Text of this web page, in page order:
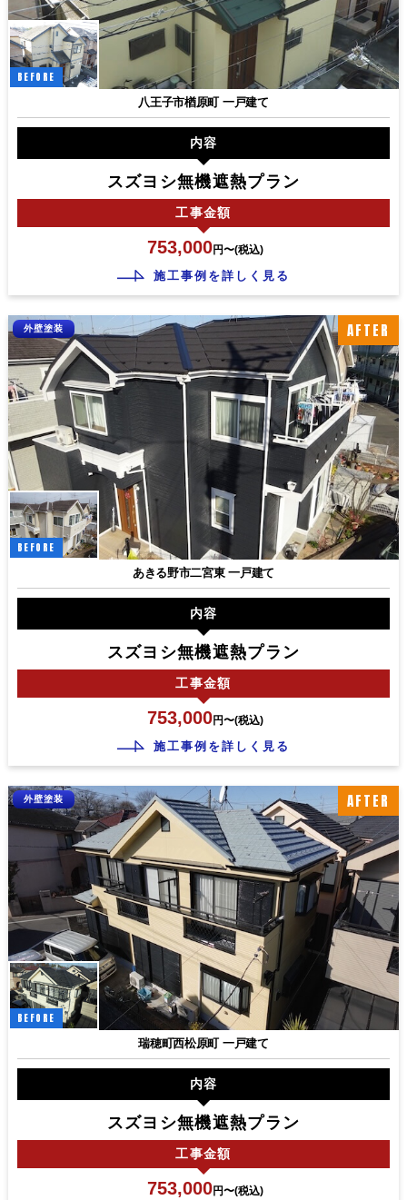
BEFORE
八王子市楢原町 一戸建て
内容
スズヨシ無機遮熱プラン
工事金額
753,000円〜(税込)
施工事例を詳しく見る
AFTER
BEFORE
外壁塗装
あきる野市二宮東 一戸建て
内容
スズヨシ無機遮熱プラン
工事金額
753,000円〜(税込)
施工事例を詳しく見る
AFTER
BEFORE
外壁塗装
瑞穂町西松原町 一戸建て
内容
スズヨシ無機遮熱プラン
工事金額
753,000円〜(税込)